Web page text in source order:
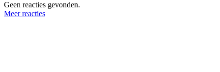
Geen reacties gevonden.
Meer reacties